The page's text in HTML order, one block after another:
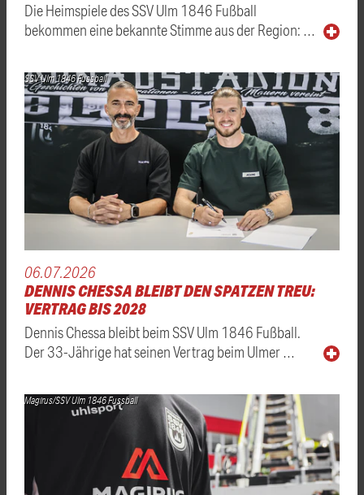
Die Heimspiele des SSV Ulm 1846 Fußball
bekommen eine bekannte Stimme aus der Region: …
SSV Ulm 1846 Fussball
06.07.2026
DENNIS CHESSA BLEIBT DEN SPATZEN TREU:
VERTRAG BIS 2028
Dennis Chessa bleibt beim SSV Ulm 1846 Fußball.
Der 33-Jährige hat seinen Vertrag beim Ulmer …
Magirus/SSV Ulm 1846 Fussball